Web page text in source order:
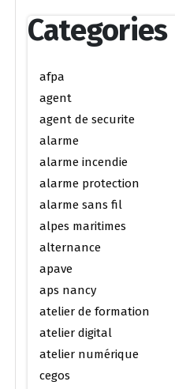
Categories
afpa
agent
agent de securite
alarme
alarme incendie
alarme protection
alarme sans fil
alpes maritimes
alternance
apave
aps nancy
atelier de formation
atelier digital
atelier numérique
cegos